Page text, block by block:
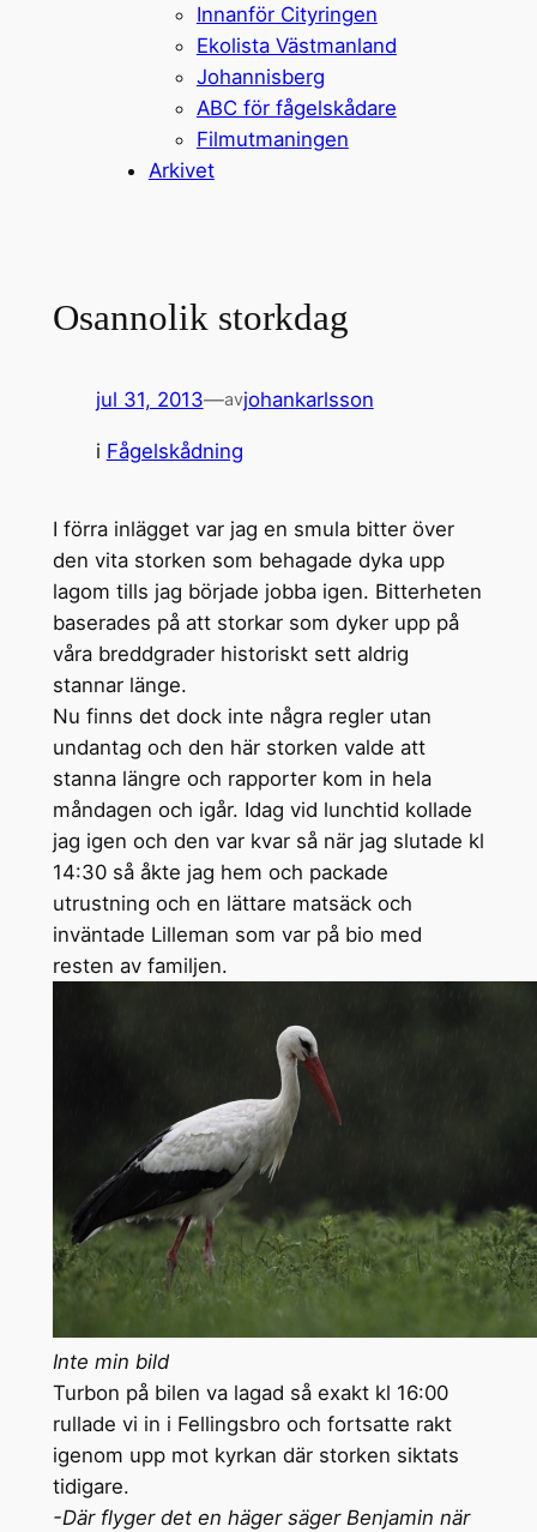
Innanför Cityringen
Ekolista Västmanland
Johannisberg
ABC för fågelskådare
Filmutmaningen
Arkivet
Osannolik storkdag
jul 31, 2013—avjohankarlsson
i Fågelskådning
I förra inlägget var jag en smula bitter över
den vita storken som behagade dyka upp
lagom tills jag började jobba igen. Bitterheten
baserades på att storkar som dyker upp på
våra breddgrader historiskt sett aldrig
stannar länge.
Nu finns det dock inte några regler utan
undantag och den här storken valde att
stanna längre och rapporter kom in hela
måndagen och igår. Idag vid lunchtid kollade
jag igen och den var kvar så när jag slutade kl
14:30 så åkte jag hem och packade
utrustning och en lättare matsäck och
inväntade Lilleman som var på bio med
resten av familjen.
Inte min bild
Turbon på bilen va lagad så exakt kl 16:00
rullade vi in i Fellingsbro och fortsatte rakt
igenom upp mot kyrkan där storken siktats
tidigare.
-Där flyger det en häger säger Benjamin när